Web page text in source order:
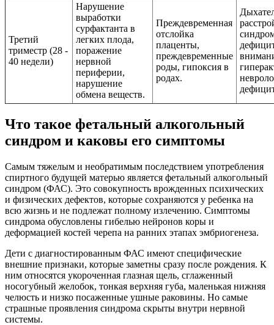
Третий
триместр (28 -
40 недели)
Нарушение
выработки
сурфактанта в
легких плода,
поражение
нервной
периферии,
нарушение
обмена веществ.
Преждевременная
отслойка
плаценты,
преждевременные
роды, гипоксия в
родах.
Что такое фетальный алкогольный
синдром и каковы его симптомы
Самым тяжелым и необратимым последствием употребления
спиртного будущей матерью является фетальный алкогольный
синдром (ФАС). Это совокупность врожденных психических
и физических дефектов, которые сохраняются у ребенка на
всю жизнь и не подлежат полному излечению. Симптомы
синдрома обусловлены гибелью нейронов коры и
деформацией костей черепа на ранних этапах эмбриогенеза.
Дети с диагностированным ФАС имеют специфические
внешние признаки, которые заметны сразу после рождения. К
ним относятся укороченная глазная щель, сглаженный
носогубный желобок, тонкая верхняя губа, маленькая нижняя
челюсть и низко посаженные ушные раковины. Но самые
страшные проявления синдрома скрыты внутри нервной
системы.